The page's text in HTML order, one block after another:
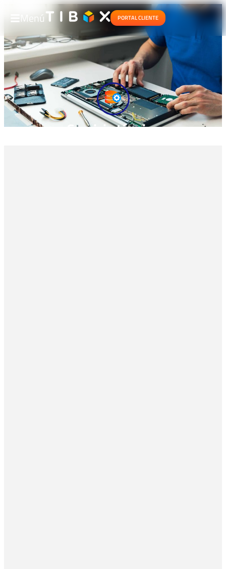
Menú PORTAL CLIENTE
Servicio técnico